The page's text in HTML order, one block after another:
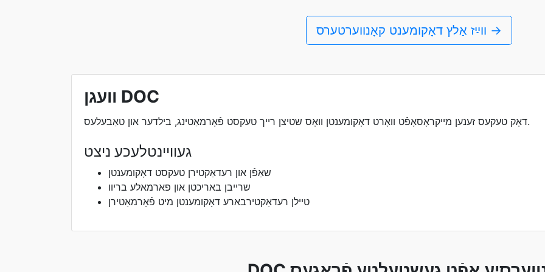
װײַז אַלץ דאָקומענט קאָנווערטערס →
וועגן DOC
דאָק טעקעס זענען מייקראָסאָפֿט וואָרט דאָקומענטן וואָס שטיצן רייך טעקסט פֿאָרמאַטינג, בילדער און טאַבעלעס.
געוויינטלעכע ניצט
שאַפֿן און רעדאַקטירן טעקסט דאָקומענטן
שרייבן באריכטן און פארמאלע בריוו
טיילן רעדאַקטירבארע דאָקומענטן מיט פֿאָרמאַטירן